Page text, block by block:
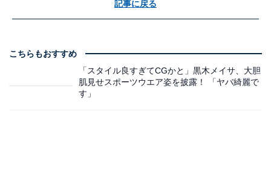
記事に戻る
こちらもおすすめ
「スタイル良すぎてCGかと」黒木メイサ、大胆
肌見せスポーツウエア姿を披露！ 「ヤバ綺麗で
す」